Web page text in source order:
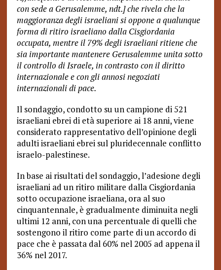
con sede a Gerusalemme, ndt.] che rivela che la
maggioranza degli israeliani si oppone a qualunque
forma di ritiro israeliano dalla Cisgiordania
occupata, mentre il 79% degli israeliani ritiene che
sia importante mantenere Gerusalemme unita sotto
il controllo di Israele, in contrasto con il diritto
internazionale e con gli annosi negoziati
internazionali di pace.
Il sondaggio, condotto su un campione di 521
israeliani ebrei di età superiore ai 18 anni, viene
considerato rappresentativo dell’opinione degli
adulti israeliani ebrei sul pluridecennale conflitto
israelo-palestinese.
In base ai risultati del sondaggio, l’adesione degli
israeliani ad un ritiro militare dalla Cisgiordania
sotto occupazione israeliana, ora al suo
cinquantennale, è gradualmente diminuita negli
ultimi 12 anni, con una percentuale di quelli che
sostengono il ritiro come parte di un accordo di
pace che è passata dal 60% nel 2005 ad appena il
36% nel 2017.